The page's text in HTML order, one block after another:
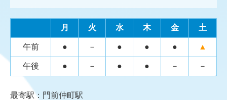
月 火 水 木 金 土
午前 ● － ● ● ● ▲
午後 ● － ● ● － －
最寄駅：門前仲町駅